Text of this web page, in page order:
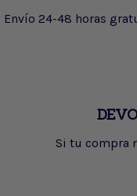
Envío 24-48 horas
Si tu compra